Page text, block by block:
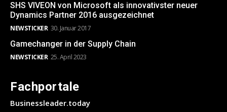
SHS VIVEON von Microsoft als innovativster neuer
Dynamics Partner 2016 ausgezeichnet
NEWSTICKER 30. Januar 2017
Gamechanger in der Supply Chain
NEWSTICKER 25. April 2023
Fachportale
Businessleader.today